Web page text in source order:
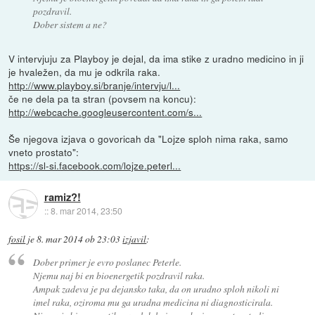
pozdravil.
Dober sistem a ne?
V intervjuju za Playboy je dejal, da ima stike z uradno medicino in ji
je hvaležen, da mu je odkrila raka.
http://www.playboy.si/branje/intervju/l...
če ne dela pa ta stran (povsem na koncu):
http://webcache.googleusercontent.com/s...
Še njegova izjava o govoricah da "Lojze sploh nima raka, samo
vneto prostato":
https://sl-si.facebook.com/lojze.peterl...
ramiz?!
::8. mar 2014, 23:50
fosil je8. mar 2014 ob 23:03izjavil:
Dober primer je evro poslanec Peterle.
Njemu naj bi en bioenergetik pozdravil raka.
Ampak zadeva je pa dejansko taka, da on uradno sploh nikoli ni
imel raka, oziroma mu ga uradna medicina ni diagnosticirala.